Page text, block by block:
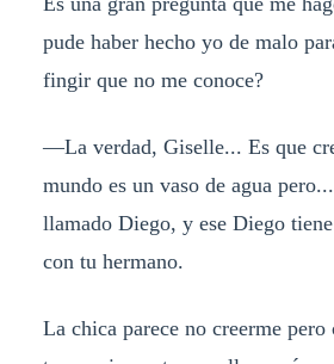
pude haber hecho yo de malo
fingir que no me conoce?
—La verdad, Giselle... Es que
mundo es un vaso de agua
llamado Diego, y ese Diego
con tu hermano.
La chica parece no creerme pero